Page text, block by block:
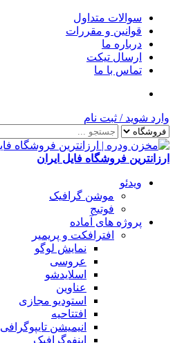
سوالات متداول
قوانین و مقررات
درباره ما
ارسال تیکت
تماس با ما
وارد شوید / ثبت نام
ارزانترین فروشگاه فایل ایران
ویدئو
موشن گرافیک
فوتیج
پروژه های آماده
افترافکت و پریمیر
نمایش لوگو
عروسی
اسلایدشو
عناوین
استودیو مجازی
افتتاحیه
انیمیشن تایپوگرافی
اینفوگرافیک